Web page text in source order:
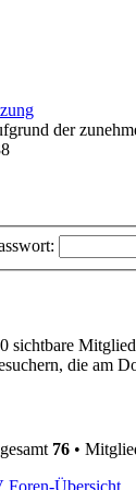
der
sichtbare
die am
76 •